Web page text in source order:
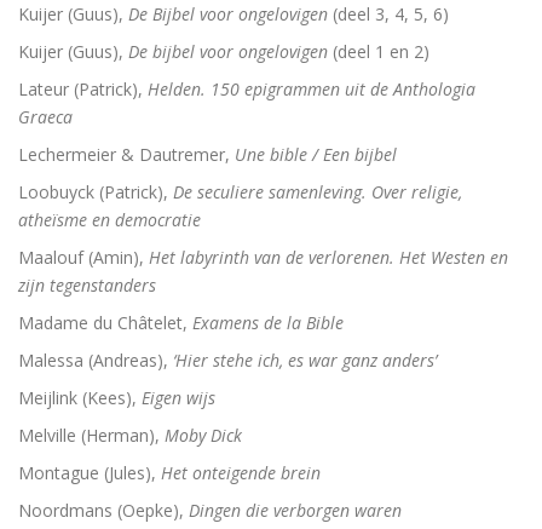
Kuijer (Guus), De Bijbel voor ongelovigen (deel 3, 4, 5, 6)
Kuijer (Guus), De bijbel voor ongelovigen (deel 1 en 2)
Lateur (Patrick), Helden. 150 epigrammen uit de Anthologia
Graeca
Lechermeier & Dautremer, Une bible / Een bijbel
Loobuyck (Patrick), De seculiere samenleving. Over religie,
atheïsme en democratie
Maalouf (Amin), Het labyrinth van de verlorenen. Het Westen en
zijn tegenstanders
Madame du Châtelet, Examens de la Bible
Malessa (Andreas), ‘Hier stehe ich, es war ganz anders’
Meijlink (Kees), Eigen wijs
Melville (Herman), Moby Dick
Montague (Jules), Het onteigende brein
Noordmans (Oepke), Dingen die verborgen waren